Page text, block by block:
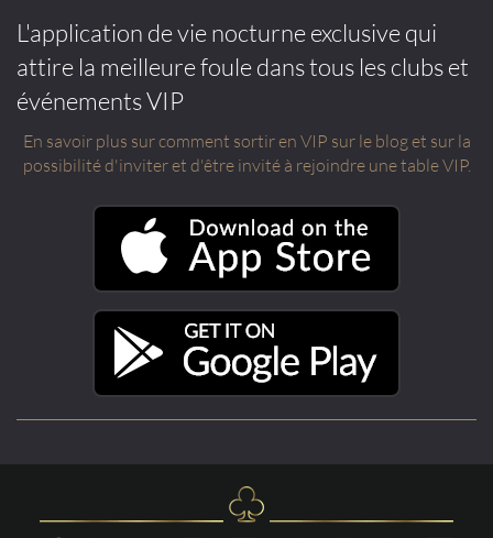
L'application de vie nocturne exclusive qui
attire la meilleure foule dans tous les clubs et
événements VIP
En savoir plus sur comment sortir en VIP sur le blog et sur la
possibilité d'inviter et d'être invité à rejoindre une table VIP.